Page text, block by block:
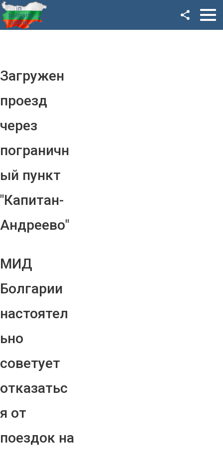
Загружен
проезд
через
пограничн
ый пункт
"Капитан-
Андреево"
МИД
Болгарии
настоятел
ьно
советует
отказатьс
я от
поездок на